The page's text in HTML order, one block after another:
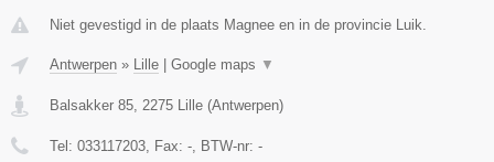
Niet gevestigd in de plaats Magnee en in de provincie Luik.
Antwerpen » Lille | Google maps ▼
Balsakker 85 2275 Lille (Antwerpen)
Tel: 033117203 , Fax: - , BTW-nr: -